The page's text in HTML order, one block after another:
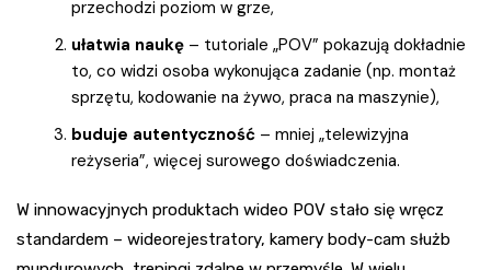
przechodzi poziom w grze,
ułatwia naukę – tutoriale „POV” pokazują dokładnie
to, co widzi osoba wykonująca zadanie (np. montaż
sprzętu, kodowanie na żywo, praca na maszynie),
buduje autentyczność – mniej „telewizyjna
reżyseria”, więcej surowego doświadczenia.
W innowacyjnych produktach wideo POV stało się wręcz
standardem – wideorejestratory, kamery body-cam służb